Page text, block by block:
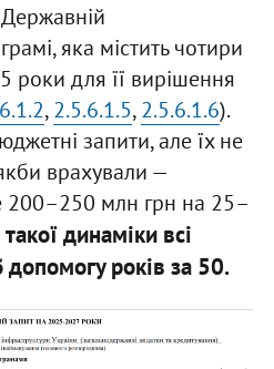
яка містить чотири
роки для її вирішення
,2.5.6.1.5,2.5.6.1.6).
запити, але їх не
врахували —
200–250 млн грн на 25–
динаміки всі
років за 50.